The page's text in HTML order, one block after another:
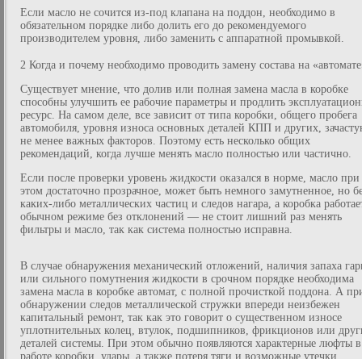
Если масло не сочится из-под клапана на поддон, необходимо в
обязательном порядке либо долить его до рекомендуемого
производителем уровня, либо заменить с аппаратной промывкой.
2 Когда и почему необходимо проводить замену состава на
Существует мнение, что долив или полная замена масла в коробке
способны улучшить ее рабочие параметры и продлить
ресурс. На самом деле, все зависит от типа коробки, общего пробега
автомобиля, уровня износа основных деталей КПП и других,
не менее важных факторов. Поэтому есть несколько общих
рекомендаций, когда лучше менять масло полностью или частично.
Если после проверки уровень жидкости оказался в норме, масло при
этом достаточно прозрачное, может быть немного замутненное, но
каких-либо металлических частиц и следов нагара, а коробка
обычном режиме без отклонений — не стоит лишний раз менять
фильтры и масло, так как система полностью исправна.
В случае обнаружения механический отложений, наличия запаха
или сильного помутнения жидкости в срочном порядке необходима
замена масла в коробке автомат, с полной прочисткой поддона. А
обнаружении следов металлической стружки впереди неизбежен
капитальный ремонт, так как это говорит о существенном износе
уплотнительных колец, втулок, подшипников, фрикционов или
деталей системы. При этом обычно появляются характерные люфты в
работе коробки, удары, а также потеря тяги и возможные утечки